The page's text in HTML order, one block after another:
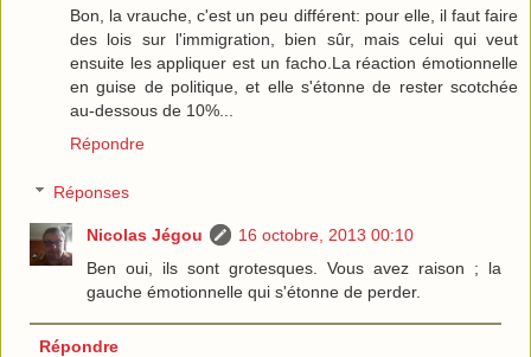
Bon, la vrauche, c'est un peu différent: pour elle, il faut faire
des lois sur l'immigration, bien sûr, mais celui qui veut
ensuite les appliquer est un facho.La réaction émotionnelle
en guise de politique, et elle s'étonne de rester scotchée
au-dessous de 10%...
Répondre
Réponses
Nicolas Jégou
16 octobre, 2013 00:10
Ben oui, ils sont grotesques. Vous avez raison ; la
gauche émotionnelle qui s'étonne de perder.
Répondre